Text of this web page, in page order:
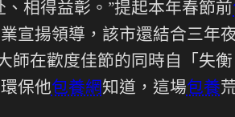
相得益彰。”提起本年春節前
宣揚領導，該市還結合三年
在歡度佳節的同時自「失
保他包養網知道，這場包養